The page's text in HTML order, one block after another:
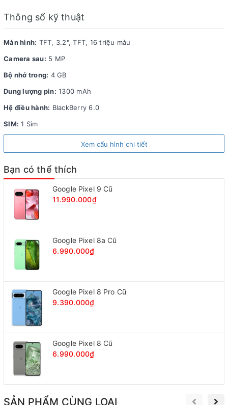
trong nước.
Cách đây không lâu, phiên bản Blackberry 9900 cũng có mặt ở
liền thân nhưng có giá giá thành rẻ hơn. So với Blackberry
9810, bàn phím của 9900 được đánh giá cao hơn nhưng về
camera, tính năng tự động lấy nét bị lược bỏ là một yếu điểm
Máy có thiết kế tương tự Blackberry 9800.
Điểm dễ phân biệt nhất là hoạ tiết ở mặt lưng.
Bố trí 2 nút tắt chuông và khóa máy như nhiều dòng máy của
Blackberry khác.
Cơ trượt của Blackberry 9810 được nhiều người đánh giá là tốt
9900.
Các sản phẩm liên quan:
Thông số kỹ thuật
Màn hình: TFT, 3.2", TFT, 16 triệu màu
Camera sau: 5 MP
Bộ nhớ trong: 4 GB
Dung lượng pin: 1300 mAh
Hệ điều hành: BlackBerry 6.0
SIM: 1 Sim
Xem cấu hình chi tiết
Bạn có thể thích
Google Pixel 9 Cũ
11.990.000₫
Google Pixel 8a Cũ
6.990.000₫
Google Pixel 8 Pro Cũ
9.390.000₫
Google Pixel 8 Cũ
6.990.000₫
SẢN PHẨM CÙNG LOẠI